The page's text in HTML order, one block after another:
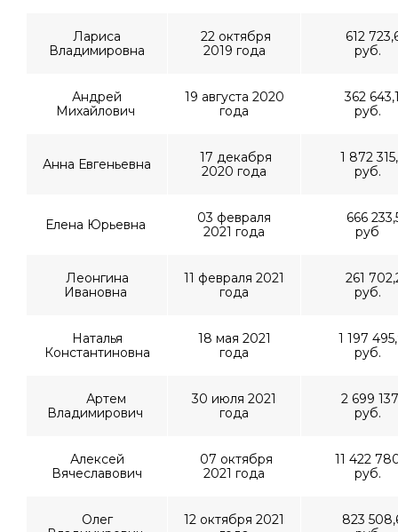
Лариса
Владимировна
22 октября
2019 года
612
руб.
Андрей
Михайлович
19 августа 2020
года
362
руб.
Анна Евгеньевна
17 декабря
2020 года
1 872
руб.
Елена Юрьевна
03 февраля
2021 года
666
руб
Леонгина
Ивановна
11 февраля 2021
года
261
руб.
Наталья
Константиновна
18 мая 2021
года
1 197
руб.
Артем
Владимирович
30 июля 2021
года
2 699
руб.
Алексей
Вячеславович
07 октября
2021 года
11 422
руб.
Олег
12 октября 2021
823